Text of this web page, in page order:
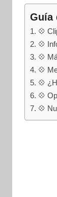
Estafado.com
Guía
💠
💠
💠
💠
💠
💠
💠